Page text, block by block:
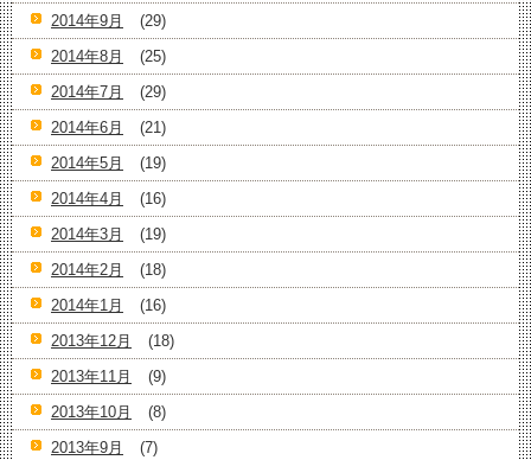
2014年9月
(29)
2014年8月
(25)
2014年7月
(29)
2014年6月
(21)
2014年5月
(19)
2014年4月
(16)
2014年3月
(19)
2014年2月
(18)
2014年1月
(16)
2013年12月
(18)
2013年11月
(9)
2013年10月
(8)
2013年9月
(7)